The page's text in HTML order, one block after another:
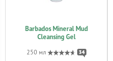
Barbados Mineral Mud
Cleansing Gel
250 мл 34